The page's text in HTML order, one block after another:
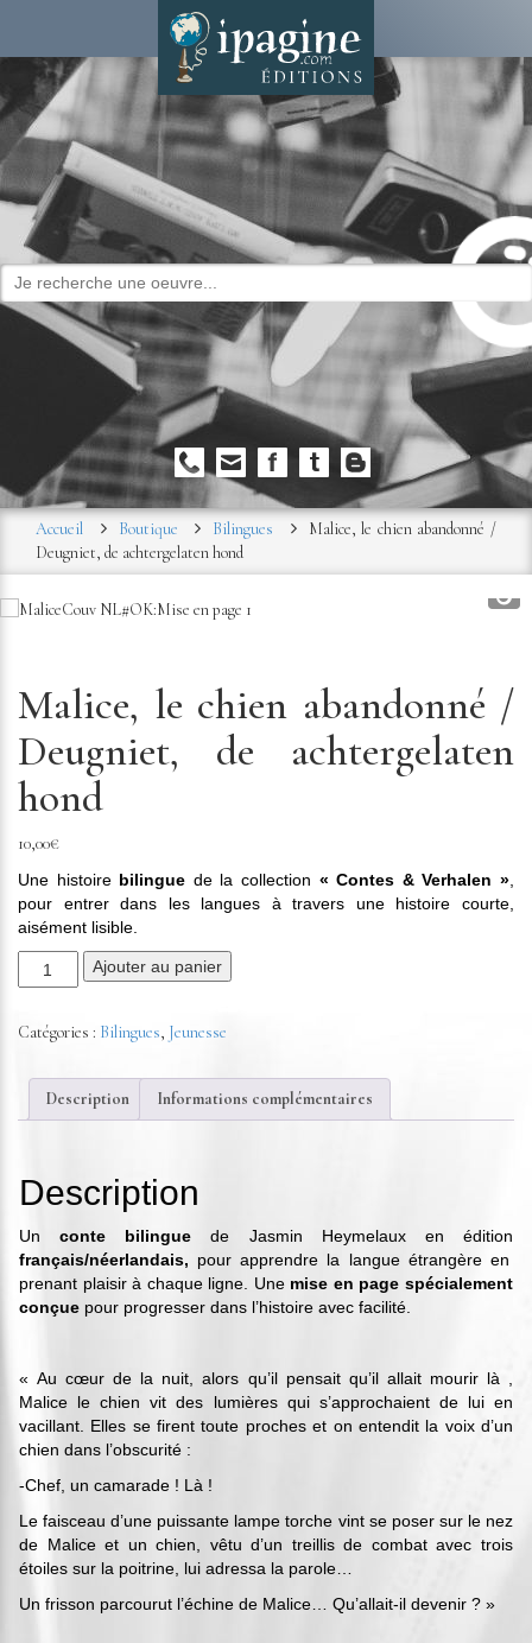
Accueil Boutique Bilingues
Malice, le chien abandonné /
Deugniet, de achtergelaten hond
Malice, le chien abandonné /
Deugniet, de achtergelaten
hond
10,00€
Une histoirebilingue de la collection « Contes & Verhalen »
pour entrer dans les langues à travers une histoire courte,
aisément lisible.
Ajouter au panier
Catégories : Bilingues, Jeunesse
Description Informations complémentaires
Description
Unconte bilinguede Jasmin Heymelaux en édition
français/néerlandais, pour apprendre la langue étrangère en
prenant plaisir à chaque ligne. Une mise en page spécialement
conçue pour progresser dans l’histoire avec facilité.
« Au cœur de la nuit, alors qu’il pensait qu’il allait mourir là ,
Malice le chien vit des lumières qui s’approchaient de lui en
vacillant. Elles se firent toute proches et on entendit la voix d’un
chien dans l’obscurité :
-Chef, un camarade ! Là !
Le faisceau d’une puissante lampe torche vint se poser sur le nez
de Malice et un chien, vêtu d’un treillis de combat avec trois
étoiles sur la poitrine, lui adressa la parole…
Un frisson parcourut l’échine de Malice… Qu’allait-il devenir ? »